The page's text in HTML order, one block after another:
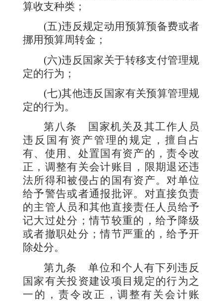
算收支种类；
(五)违反规定动用预算预备费或者
挪用预算周转金；
(六)违反国家关于转移支付管理规
定的行为；
(七)其他违反国家有关预算管理规
定的行为。
第八条
国家机关及其工作人员
违反国有资产管理的规定，擅自占
有、使用、处置国有资产的，责令改
正，调整有关会计账目，限期退还违
法所得和被侵占的国有资产。对单位
给予警告或者通报批评。对直接负责
的主管人员和其他直接责任人员给予
记大过处分；情节较重的，给予降级
或者撤职处分；情节严重的，给予开
除处分。
第九条单位和个人有下列违反
国家有关投资建设项目规定的行为之
一的，责令改正，调整有关会计账